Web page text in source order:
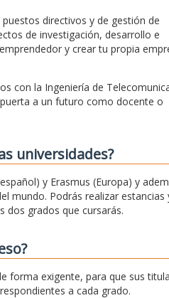
directivos y de gestión de
de investigación, desarrollo e
y crear tu propia
con la Ingeniería de
a un futuro como docente o
universidades?
y Erasmus (Europa) y
mundo. Podrás realizar estancias
dos grados que cursarás.
forma exigente, para que sus
a cada grado.